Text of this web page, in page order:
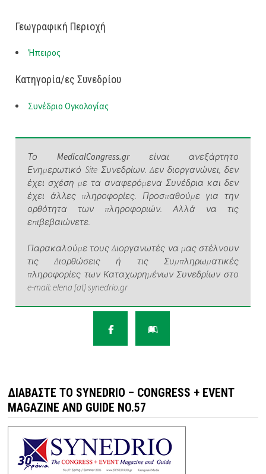
Γεωγραφική Περιοχή
Ήπειρος
Κατηγορία/ες Συνεδρίου
Συνέδριο Ογκολογίας
ΤοMedicalCongress.grείναι ανεξάρτητο
Ενημερωτικό Site Συνεδρίων. Δεν διοργανώνει, δεν
έχει σχέση με τα αναφερόμενα Συνέδρια και δεν
έχει άλλες πληροφορίες. Προσπαθούμε για την
ορθότητα των πληροφοριών. Αλλά να τις
επιβεβαιώνετε.
Παρακαλούμε τους Διοργανωτές να μας στέλνουν
τις Διορθώσεις ή τις Συμπληρωματικές
πληροφορίες των Καταχωρημένων Συνεδρίων στο
e-mail: elena [at] synedrio.gr
ΔΙΑΒΆΣΤΕ ΤΟ SYNEDRIO – CONGRESS + EVENT
MAGAZINE AND GUIDE NO.57